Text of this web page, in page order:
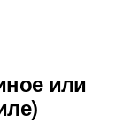
или